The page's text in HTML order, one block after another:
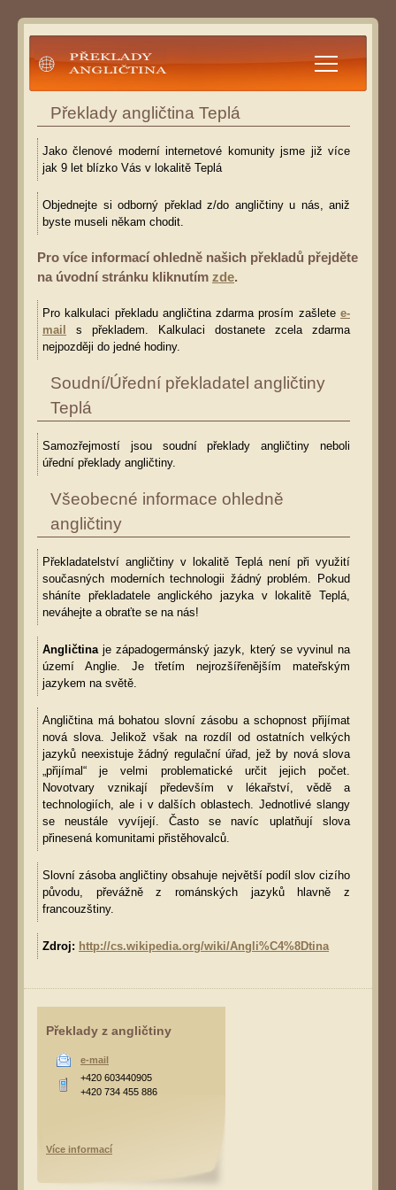
Překlady angličtina
Překlady angličtina Teplá
Jako členové moderní internetové komunity jsme již více
jak 9 let blízko Vás v lokalitě Teplá
Objednejte si odborný překlad z/do angličtiny u nás, aniž
byste museli někam chodit.
Pro více informací ohledně našich překladů přejděte
na úvodní stránku kliknutím zde.
Pro kalkulaci překladu angličtina zdarma prosím zašlete e-
mail
s překladem. Kalkulaci dostanete zcela zdarma
nejpozději do jedné hodiny.
Soudní/Úřední překladatel angličtiny
Teplá
Samozřejmostí jsou soudní překlady angličtiny neboli
úřední překlady angličtiny.
Všeobecné informace ohledně
angličtiny
Překladatelství angličtiny v lokalitě Teplá není při využití
současných moderních technologii žádný problém. Pokud
sháníte překladatele anglického jazyka v lokalitě Teplá,
neváhejte a obraťte se na nás!
Angličtina je západogermánský jazyk, který se vyvinul na
území Anglie. Je třetím nejrozšířenějším mateřským
jazykem na světě.
Angličtina má bohatou slovní zásobu a schopnost přijímat
nová slova. Jelikož však na rozdíl od ostatních velkých
jazyků neexistuje žádný regulační úřad, jež by nová slova
„přijímal“ je velmi problematické určit jejich počet.
Novotvary vznikají především v lékařství, vědě a
technologiích, ale i v dalších oblastech. Jednotlivé slangy
se neustále vyvíjejí. Často se navíc uplatňují slova
přinesená komunitami přistěhovalců.
Slovní zásoba angličtiny obsahuje největší podíl slov cizího
původu, převážně z románských jazyků hlavně z
francouzštiny.
Zdroj: http://cs.wikipedia.org/wiki/Angli%C4%8Dtina
Překlady z angličtiny
e-mail
+420 603440905
+420 734 455 886
Více informací